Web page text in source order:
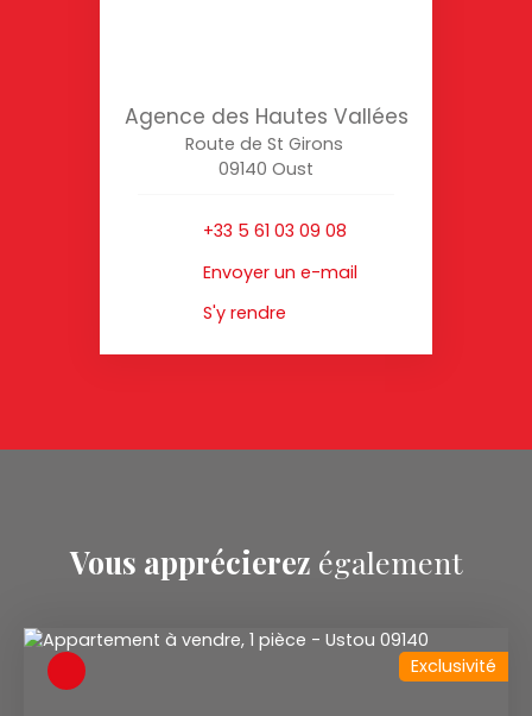
Agence des Hautes Vallées
Route de St Girons
09140 Oust
+33 5 61 03 09 08
Envoyer un e-mail
S'y rendre
Vous apprécierez également
Exclusivité